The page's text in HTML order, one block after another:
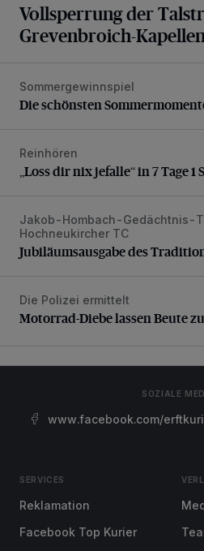
Vollsperrung der
Grevenbroich-
Die schönsten
Sommergewinnspiel
Die schönsten
„Loss dir nix jefalle“ in 7 Tage 1
Reinhören
„Loss dir nix jefalle“ in 7 Tage 1
Jubiläumsausgabe des
Jakob-Hombach-Gedächtnis-
Hochneukircher TC
Jubiläumsausgabe des
Motorrad-Diebe lassen Beute
Die Polizei ermittelt
Motorrad-Diebe lassen Beute
SOZIALE
www.facebook.com/
SERVICES
Reklamation
Facebook Top Kurier